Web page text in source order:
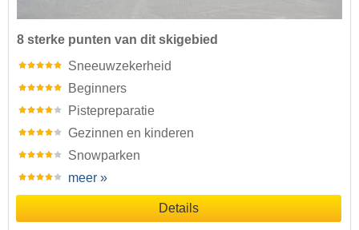
8 sterke punten van dit skigebied
Sneeuwzekerheid
Beginners
Pistepreparatie
Gezinnen en kinderen
Snowparken
meer »
Details